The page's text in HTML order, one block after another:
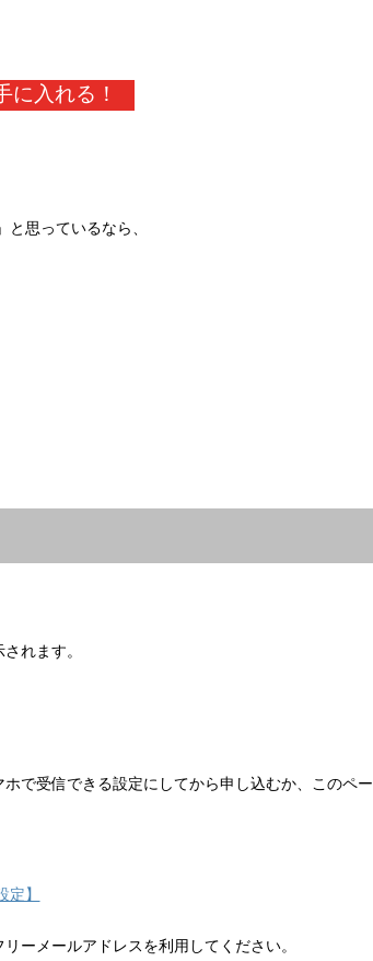
に入れる！
思っているなら、
れます。
で受信できる設定にしてから申し込むか、このペー
】
ーメールアドレスを利用してください。